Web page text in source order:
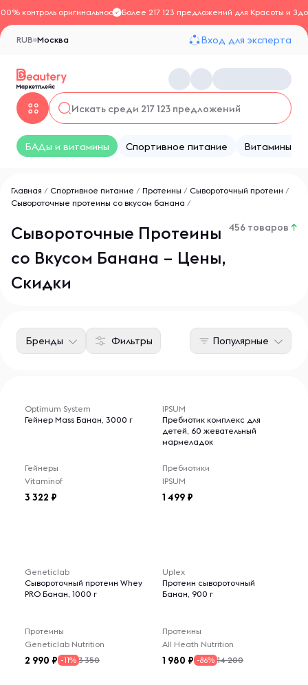
контроль оригинальностиБолее 217 123 предложений для Красоты и
Москва
RUB Вход для эксперта
БАДы и витамины Спортивное питание Витамины
Главная / Спортивное питание / Протеины / Сывороточный протеин /
Сывороточные протеины со вкусом банана /
Сывороточные Протеины
со Вкусом Банана – Цены,
Скидки
456 товаров ↑
Фильтры
Бренды Популярные
Optimum System
Гейнер Mass Банан, 3000 г
Гейнеры
Vitaminof
3 322
IPSUM
Пребиотик комплекс для
детей, 60 жевательный
мармеладок
Пребиотики
IPSUM
1 499
Geneticlab
Сывороточный протеин Whey
PRO Банан, 1000 г
Протеины
Geneticlab Nutrition
2 990 -11% 3 350
Uplex
Протеин сывороточный
Банан, 900 г
Протеины
All Heath Nutrition
1 980 -86% 14 200